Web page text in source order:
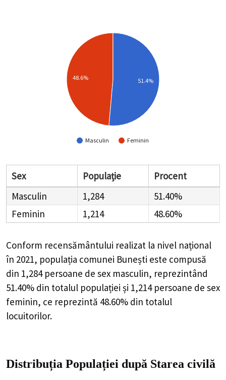
Masculin Feminin
48.6% 51.4%
Sex Populație
Procent
Masculin
1,284
51.40%
Feminin
1,214 48.60%
Conform recensământului realizat la nivel național
în 2021, populația comunei Bunești este compusă
din 1,284 persoane de sex masculin, reprezintând
51.40% din totalul populației și 1,214 persoane de sex
feminin, ce reprezintă 48.60% din totalul
locuitorilor.
Distribuția Populației după Starea civilă